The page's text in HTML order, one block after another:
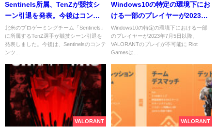
Sentinels所属、TenZが競技シ
ーン引退を発表。今後はコンテ
ンツクリエイターとして活動
北米のプロゲーミングチーム「Sentinels」
に所属するTenZ選手が競技シーン引退を
発表しました。今後は、Sentinelsのコンテ
ンツ...
Windows10の特定の環境下にお
ける一部のプレイヤーが2023年7
月5日以降、VALORANTのプレ
イが不可能に
Windows10の特定の環境下における一部
のプレイヤーが2023年7月5日以降、
VALORANTのプレイが不可能に Riot
Gamesは...
VALORANT VALORANT